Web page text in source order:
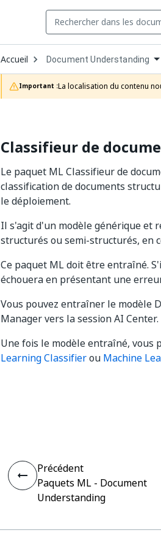
Accueil Open
Dropdown
to
choose
product
Document Understanding
Important :La localisation du contenu
Classifieur de
Le paquet ML Classifieur de
classification de documents
le déploiement.
Il s'agit d'un modèle générique et
structurés ou semi-structurés, en
Ce paquet ML doit être entraîné.
échouera en présentant une
Vous pouvez entraîner le modèle
Manager vers la session AI Center.
Une fois le modèle entraîné, vous
Learning Classifierou Machine
Précédent
Paquets ML - Document
Understanding